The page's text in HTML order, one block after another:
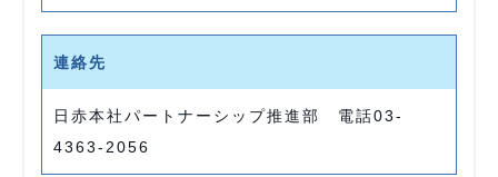
連絡先
日赤本社パートナーシップ推進部 電話03-
4363-2056